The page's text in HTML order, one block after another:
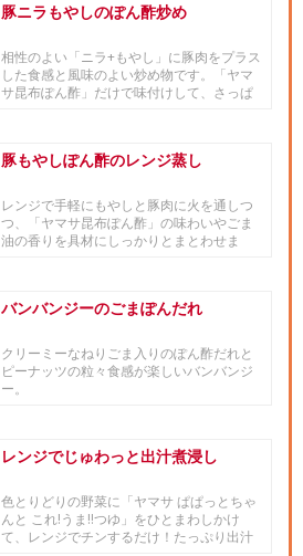
豚ニラもやしのぽん酢炒め
相性のよい「ニラ+もやし」に豚肉をプラス
した食感と風味のよい炒め物です。「ヤマ
サ昆布ぽん酢」だけで味付けして、さっぱ
豚もやしぽん酢のレンジ蒸し
レンジで手軽にもやしと豚肉に火を通しつ
つ、「ヤマサ昆布ぽん酢」の味わいやごま
油の香りを具材にしっかりとまとわせま
バンバンジーのごまぽんだれ
クリーミーなねりごま入りのぽん酢だれと
ピーナッツの粒々食感が楽しいバンバンジ
ー。
レンジでじゅわっと出汁煮浸し
色とりどりの野菜に「ヤマサ ぱぱっとちゃ
んと これ!うま!!つゆ」をひとまわしかけ
て、レンジでチンするだけ！たっぷり出汁